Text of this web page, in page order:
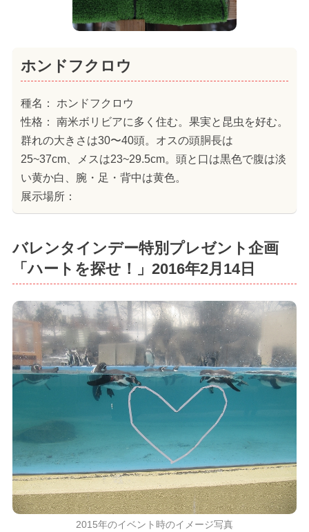
ホンドフクロウ
種名： ホンドフクロウ
性格： 南米ボリビアに多く住む。果実と昆虫を好む。
群れの大きさは30〜40頭。オスの頭胴長は
25~37cm、メスは23~29.5cm。頭と口は黒色で腹は淡
い黄か白、腕・足・背中は黄色。
展示場所：
バレンタインデー特別プレゼント企画
「ハートを探せ！」2016年2月14日
2015年のイベント時のイメージ写真